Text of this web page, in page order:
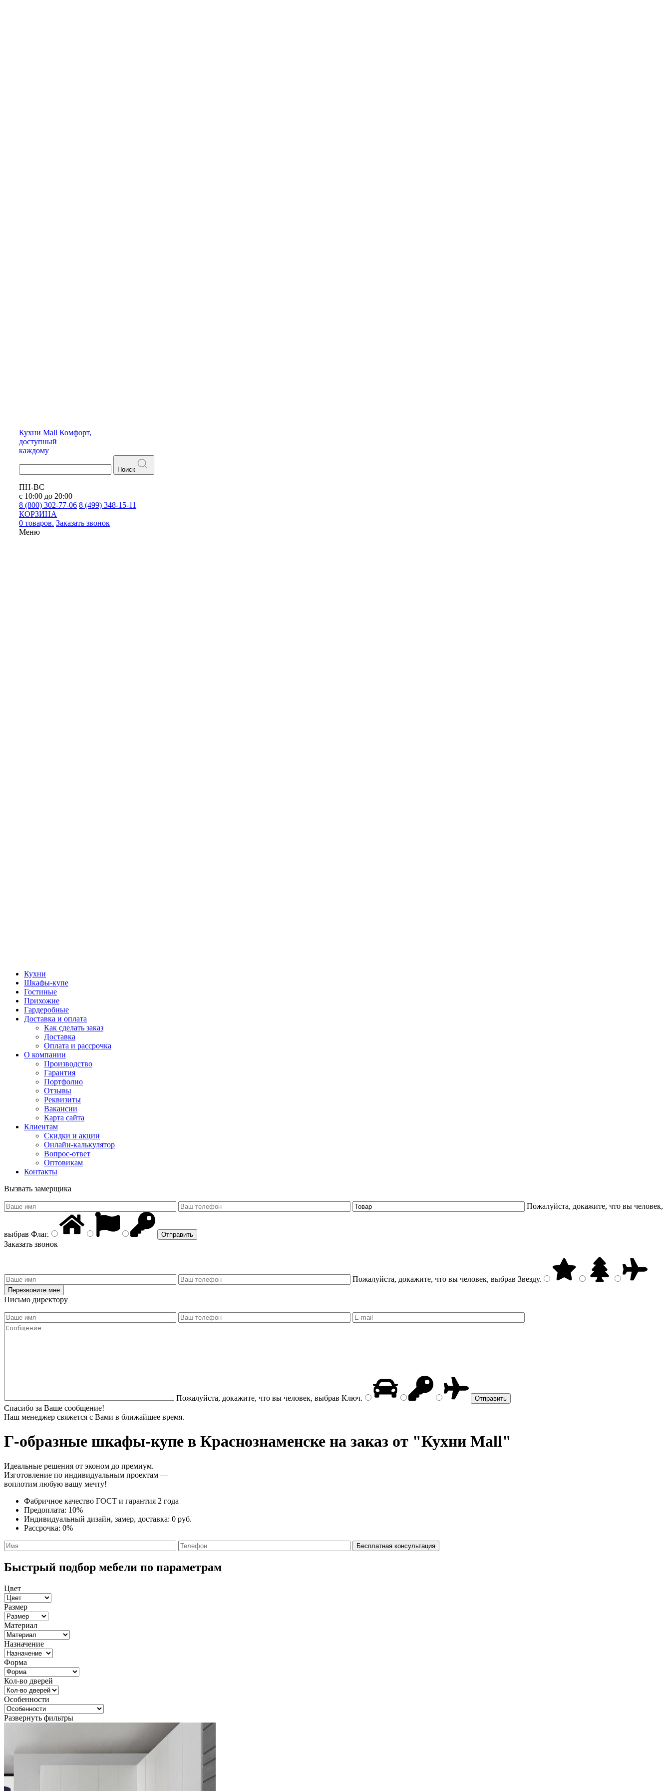
Кухни Mall Комфорт,
доступный
каждому
Поиск
ПН-ВС
с 10:00 до 20:00
8 (800) 302-77-06 8 (499) 348-15-11
КОРЗИНА
0 товаров. Заказать звонок
Меню
Кухни
Шкафы-купе
Гостиные
Прихожие
Гардеробные
Доставка и оплата
Как сделать заказ
Доставка
Оплата и рассрочка
О компании
Производство
Гарантия
Портфолио
Отзывы
Реквизиты
Вакансии
Карта сайта
Клиентам
Скидки и акции
Онлайн-калькулятор
Вопрос-ответ
Оптовикам
Контакты
Вызвать замерщика
Пожалуйста, докажите, что вы человек,
выбрав Флаг.
Заказать звонок
Пожалуйста, докажите, что вы человек, выбрав Звезду.
Письмо директору
Пожалуйста, докажите, что вы человек, выбрав Ключ.
Спасибо за Ваше сообщение!
Наш менеджер свяжется с Вами в ближайшее время.
Г-образные шкафы-купе в Краснознаменске на заказ от "Кухни Mall"
Идеальные решения от эконом до премиум.
Изготовление по индивидуальным проектам —
воплотим любую вашу мечту!
Фабричное качество ГОСТ и гарантия 2 года
Предоплата: 10%
Индивидуальный дизайн, замер, доставка: 0 руб.
Рассрочка: 0%
Быстрый подбор мебели по параметрам
Цвет
Размер
Материал
Назначение
Форма
Кол-во дверей
Особенности
Развернуть фильтры